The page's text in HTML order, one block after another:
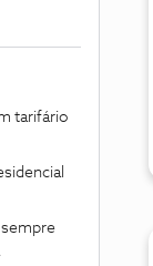
tarifário
sempre